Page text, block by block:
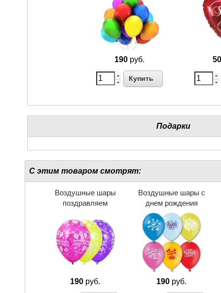
190 руб.
Купить
Подарки
С этим товаром смотрят:
Воздушные шары
поздравляем
190 руб.
Воздушные шары с
днем рождения
190 руб.